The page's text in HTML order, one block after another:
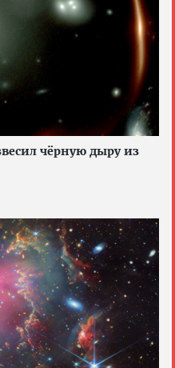
чёрную дыру из